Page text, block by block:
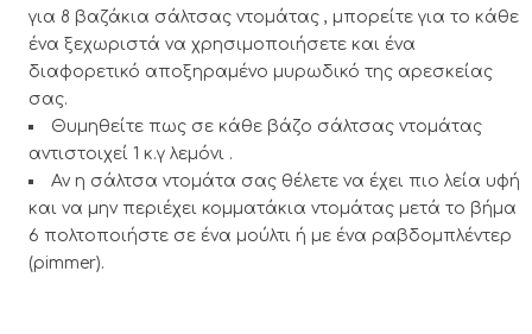
για 8 βαζάκια σάλτσας ντομάτας , μπορείτε για το κάθε
ένα ξεχωριστά να χρησιμοποιήσετε και ένα
διαφορετικό αποξηραμένο μυρωδικό της αρεσκείας
σας.
Θυμηθείτε πως σε κάθε βάζο σάλτσας ντομάτας
αντιστοιχεί 1 κ.γ λεμόνι .
Αν η σάλτσα ντομάτα σας θέλετε να έχει πιο λεία υφή
και να μην περιέχει κομματάκια ντομάτας μετά το βήμα
6 πολτοποιήστε σε ένα μούλτι ή με ένα ραβδομπλέντερ
(pimmer).